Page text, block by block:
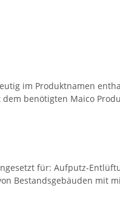
im Produktnamen
benötigten Maico
für: Aufputz-
Bestandsgebäuden mit